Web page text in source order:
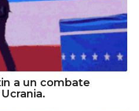
a un combate